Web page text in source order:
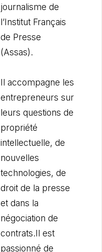
journalisme de
l’Institut Français
de Presse
(Assas).
Il accompagne les
entrepreneurs sur
leurs questions de
propriété
intellectuelle, de
nouvelles
technologies, de
droit de la presse
et dans la
négociation de
contrats.Il est
passionné de